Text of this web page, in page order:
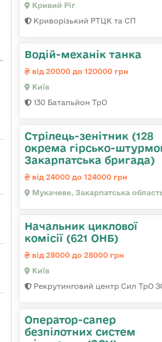
Кривий Ріг
Криворізький РТЦК та СП
Водій-механік танка
від 20000 до 120000 грн
Київ
130 Батальйон ТрО
Стрілець-зенітник (128
окрема гірсько-
Закарпатська бригада)
від 24000 до 124000 грн
Мукачеве, Закарпатська
Начальник циклової
комісії (621 ОНБ)
від 28000 до 28000 грн
Київ
Рекрутинговий центр Сил ТрО
Оператор-сапер
безпілотних систем